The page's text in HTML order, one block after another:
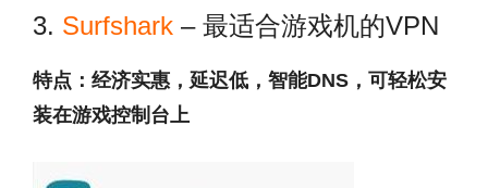
3. Surfshark – 最适合游戏机的VPN
特点：经济实惠，延迟低，智能DNS，可轻松安
装在游戏控制台上